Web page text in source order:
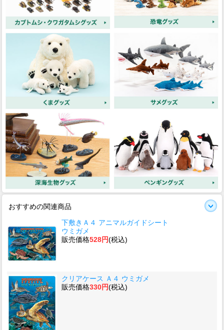
おすすめの関連商品
下敷きＡ４ アニマルガイドシート
ウミガメ
販売価格528円(税込)
クリアケース Ａ４ ウミガメ
販売価格330円(税込)